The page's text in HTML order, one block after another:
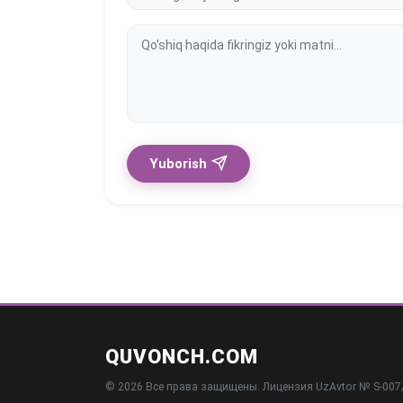
Yuborish
QUVONCH.COM
© 2026 Все права защищены. Лицензия UzAvtor № S-